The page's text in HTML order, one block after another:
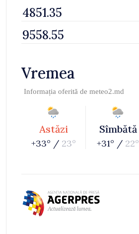
Vremea
Informația oferită de meteo2.md
Astăzi
+33° / 23°
Sîmbătă
+31° / 22°